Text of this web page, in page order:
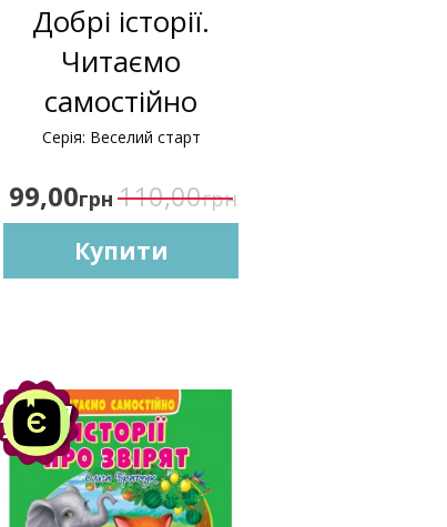
Добрі історії.
Читаємо
самостійно
Серія: Веселий старт
99,00грн 110,00грн
Купити
Акція
-10%